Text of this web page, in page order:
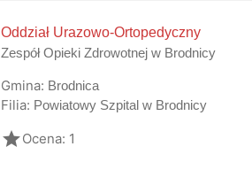
Oddział Urazowo-Ortopedyczny
Zespół Opieki Zdrowotnej w Brodnicy
Gmina: Brodnica
Filia: Powiatowy Szpital w Brodnicy
gradeOcena: 1